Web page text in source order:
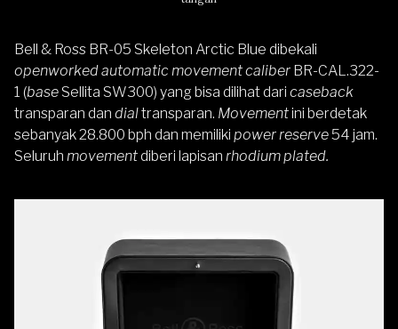
Bell & Ross BR-05 Skeleton Arctic Blue dibekali
openworked automatic movement caliber BR-CAL.322-
1 (base Sellita SW300) yang bisa dilihat dari caseback
transparan dan dialtransparan. Movementini berdetak
sebanyak 28.800 bph dan memiliki power reserve54 jam.
Seluruh movementdiberi lapisan rhodium plated.